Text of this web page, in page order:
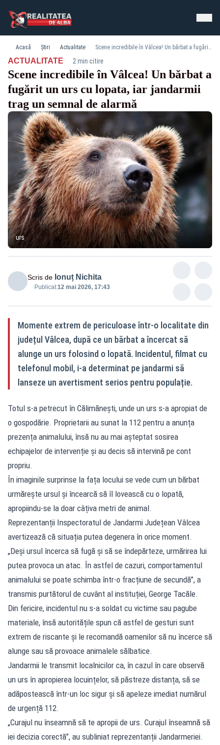
Acasă Știri Actualitate Scene incredibile în Vâlcea! Un bărbat a fugărit un urs cu lopata, iar jandarmii trag un semnal de alarmă
ACTUALITATE· 2 min citire
Scene incredibile în Vâlcea! Un bărbat a
fugărit un urs cu lopata, iar jandarmii
trag un semnal de alarmă
urs
Scris de Ionuț Nichita
Publicat:12 mai 2026, 17:43
Momente extrem de periculoase într-o localitate din
județul Vâlcea, după ce un bărbat a încercat să
alunge un urs folosind o lopată. Incidentul, filmat cu
telefonul mobil, i-a determinat pe jandarmi să
lanseze un avertisment serios pentru populație.
Totul s-a petrecut în Călimănești, unde un urs s-a apropiat de
o gospodărie. Proprietarii au sunat la 112 pentru a anunța
prezența animalului, însă nu au mai așteptat sosirea
echipajelor de intervenție și au decis să intervină pe cont
propriu.
În imaginile surprinse la fața locului se vede cum un bărbat
urmărește ursul și încearcă să îl lovească cu o lopată,
apropiindu-se la doar câțiva metri de animal.
Reprezentanții Inspectoratul de Jandarmi Județean Vâlcea
avertizează că situația putea degenera în orice moment.
„Deși ursul încerca să fugă și să se îndepărteze, urmărirea lui
putea provoca un atac. În astfel de cazuri, comportamentul
animalului se poate schimba într-o fracțiune de secundă”, a
transmis purtătorul de cuvânt al instituției, George Tacăle.
Din fericire, incidentul nu s-a soldat cu victime sau pagube
materiale, însă autoritățile spun că astfel de gesturi sunt
extrem de riscante și le recomandă oamenilor să nu încerce să
alunge sau să provoace animalele sălbatice.
Jandarmii le transmit localnicilor ca, în cazul în care observă
un urs în apropierea locuințelor, să păstreze distanța, să se
adăpostească într-un loc sigur și să apeleze imediat numărul
de urgență 112.
„Curajul nu înseamnă să te apropii de urs. Curajul înseamnă să
iei decizia corectă”, au subliniat reprezentanții Jandarmeriei.